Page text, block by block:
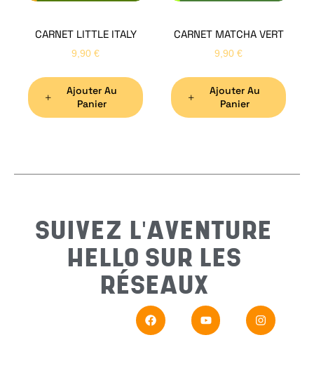
CARNET LITTLE ITALY
9,90 €
Ajouter Au
Panier
CARNET MATCHA VERT
9,90 €
Ajouter Au
Panier
SUIVEZ L'AVENTURE
HELLO SUR LES
RÉSEAUX